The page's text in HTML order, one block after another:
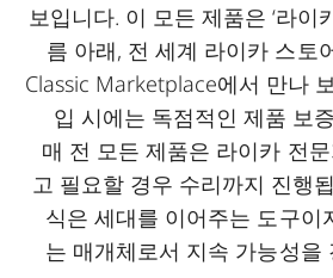
보입니다. 이 모든 제품은 ‘라이
름 아래, 전 세계 라이카 스토
Classic Marketplace에서 만나
입 시에는 독점적인 제품 보
매 전 모든 제품은 라이카 전
고 필요할 경우 수리까지 진행
식은 세대를 이어주는 도구이
는 매개체로서 지속 가능성을